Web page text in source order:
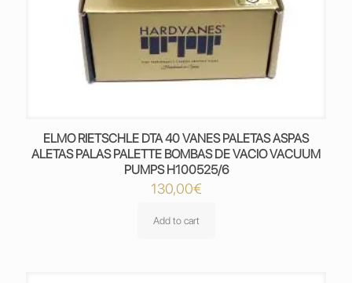
ELMO RIETSCHLE DTA 40 VANES PALETAS ASPAS
ALETAS PALAS PALETTE BOMBAS DE VACIO VACUUM
PUMPS H100525/6
130,00€
Add to cart